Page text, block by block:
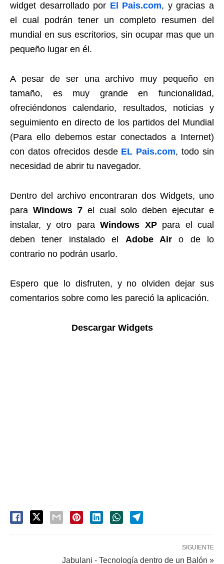
widget desarrollado por El Pais.com, y gracias a
el cual podrán tener un completo resumen del
mundial en sus escritorios, sin ocupar mas que un
pequeño lugar en él.
A pesar de ser una archivo muy pequeño en
tamaño, es muy grande en funcionalidad,
ofreciéndonos calendario, resultados, noticias y
seguimiento en directo de los partidos del Mundial
(Para ello debemos estar conectados a Internet)
con datos ofrecidos desde EL Pais.com, todo sin
necesidad de abrir tu navegador.
Dentro del archivo encontraran dos Widgets, uno
para Windows 7el cual solo deben ejecutar e
instalar, y otro para Windows XPpara el cual
deben tener instalado el Adobe Airo de lo
contrario no podrán usarlo.
Espero que lo disfruten, y no olviden dejar sus
comentarios sobre como les pareció la aplicación.
Descargar Widgets
SIGUIENTE
Jabulani - Tecnología dentro de un Balón »